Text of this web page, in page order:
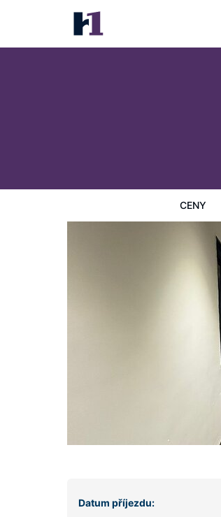
CENY
Hotel Govind Regency
Ceny Fotografie
Datum příjezdu: